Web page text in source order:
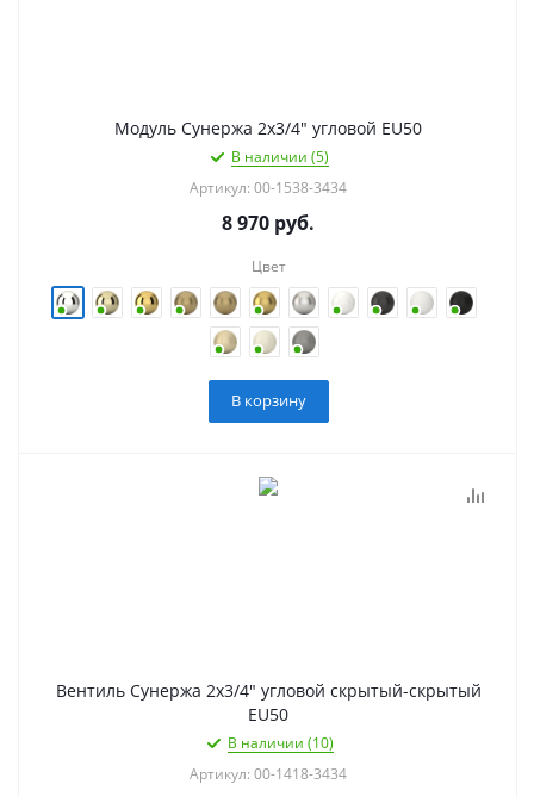
Модуль Сунержа 2х3/4" угловой EU50
В наличии (5)
Артикул: 00-1538-3434
8 970 руб.
Цвет
В корзину
Вентиль Сунержа 2х3/4" угловой скрытый-скрытый
EU50
В наличии (10)
Артикул: 00-1418-3434